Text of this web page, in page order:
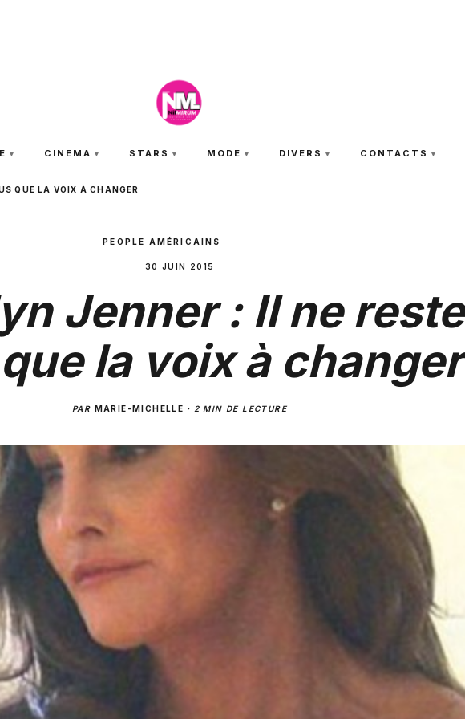
CINEMA STARS MODE DIVERS CONTACTS
QUE LA VOIX À CHANGER
PEOPLE AMÉRICAINS
30 JUIN 2015
Jenner : Il ne reste
la voix à changer
PAR MARIE-MICHELLE · 2 MIN DE LECTURE